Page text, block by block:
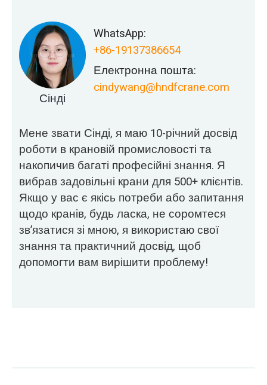
Сінді
WhatsApp:
+86-19137386654
Електронна пошта:
cindywang@hndfcrane.com
Мене звати Сінді, я маю 10-річний досвід
роботи в крановій промисловості та
накопичив багаті професійні знання. Я
вибрав задовільні крани для 500+ клієнтів.
Якщо у вас є якісь потреби або запитання
щодо кранів, будь ласка, не соромтеся
зв’язатися зі мною, я використаю свої
знання та практичний досвід, щоб
допомогти вам вирішити проблему!